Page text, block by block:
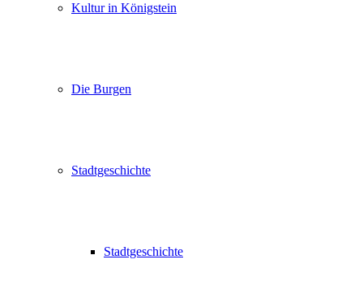
Kultur in Königstein
Die Burgen
Stadtgeschichte
Stadtgeschichte